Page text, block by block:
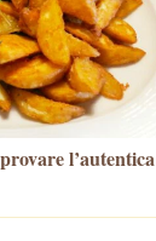
l’autentica